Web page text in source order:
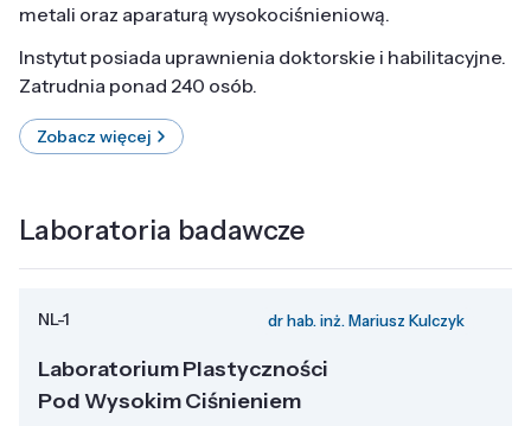
metali oraz aparaturą wysokociśnieniową.
Instytut posiada uprawnienia doktorskie i habilitacyjne.
Zatrudnia ponad 240 osób.
Zobacz więcej
Laboratoria badawcze
NL-1 dr hab. inż. Mariusz Kulczyk
Laboratorium Plastyczności
Pod Wysokim Ciśnieniem